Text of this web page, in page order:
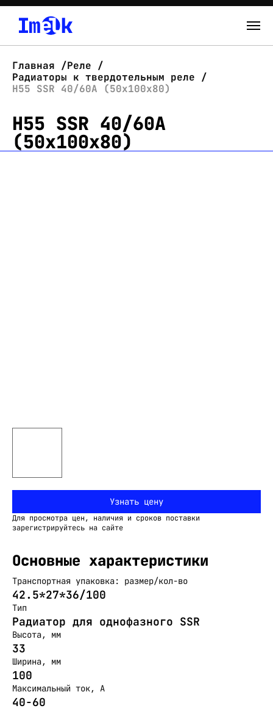
О нас
Новости
Склад
Главная
Реле
Радиаторы к твердотельным реле
H55 SSR 40/60A (50x100x80)
H55 SSR 40/60A
(50x100x80)
Узнать цену
Для просмотра цен, наличия и сроков поставки
зарегистрируйтесь на сайте
Основные характеристики
Транспортная упаковка: размер/кол-во
42.5*27*36/100
Тип
Радиатор для однофазного SSR
Высота, мм
33
Ширина, мм
100
Максимальный ток, А
40-60